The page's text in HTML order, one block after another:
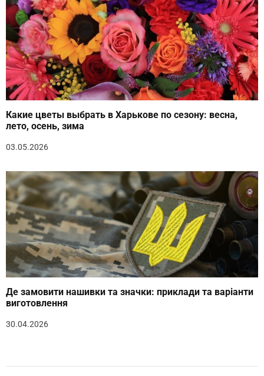
Какие цветы выбрать в Харькове по сезону: весна,
лето, осень, зима
03.05.2026
Де замовити нашивки та значки: приклади та варіанти
виготовлення
30.04.2026